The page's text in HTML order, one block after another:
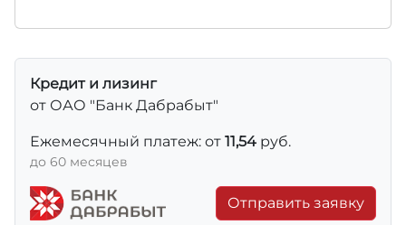
Кредит и лизинг
от ОАО "Банк Дабрабыт"
Ежемесячный платеж: от 11,54 руб.
до 60 месяцев
Отправить заявку